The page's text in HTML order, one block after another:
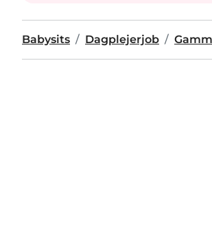
Babysits Dagplejerjob